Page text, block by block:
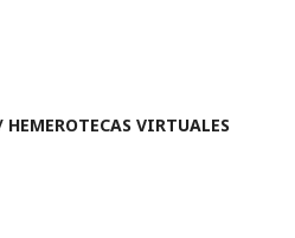
HEMEROTECAS VIRTUALES